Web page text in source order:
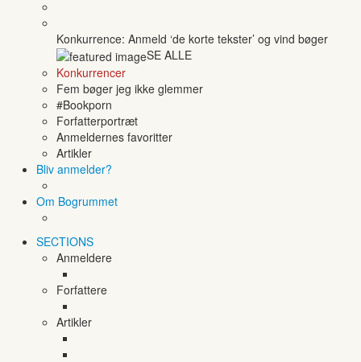
Konkurrence: Anmeld ‘de korte tekster’ og vind bøger
SE ALLE
Konkurrencer
Fem bøger jeg ikke glemmer
#Bookporn
Forfatterportræt
Anmeldernes favoritter
Artikler
Bliv anmelder?
Om Bogrummet
SECTIONS
Anmeldere
Forfattere
Artikler